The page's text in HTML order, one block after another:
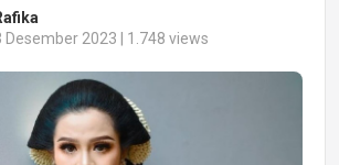
Desember 2023 | 1.748 views